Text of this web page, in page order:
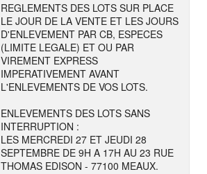
REGLEMENTS DES LOTS SUR PLACE
LE JOUR DE LA VENTE ET LES JOURS
D'ENLEVEMENT PAR CB, ESPECES
(LIMITE LEGALE) ET OU PAR
VIREMENT EXPRESS
IMPERATIVEMENT AVANT
L'ENLEVEMENTS DE VOS LOTS.
ENLEVEMENTS DES LOTS SANS
INTERRUPTION :
LES MERCREDI 27 ET JEUDI 28
SEPTEMBRE DE 9H A 17H AU 23 RUE
THOMAS EDISON - 77100 MEAUX.